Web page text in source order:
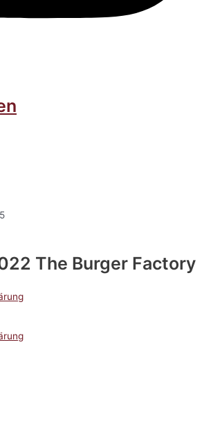
The Burger Factory